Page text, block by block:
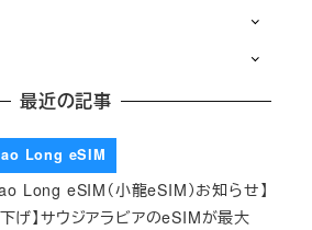
最近の記事
Long eSIM
Long eSIM（小龍eSIM）お知らせ】
下げ】サウジアラビアのeSIMが最大